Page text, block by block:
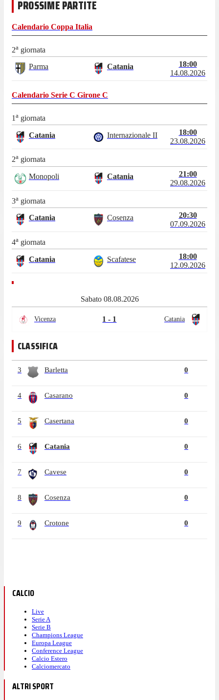
PROSSIME PARTITE
Calendario Coppa Italia
2a giornata
Parma Catania
18:00
14.08.2026
Calendario Serie C Girone C
1 a giornata
Catania Internazionale II
18:00
23.08.2026
2a giornata
Monopoli Catania
21:00
29.08.2026
3a giornata
Catania Cosenza
20:30
07.09.2026
4a giornata
Catania Scafatese
18:00
12.09.2026
Sabato 08.08.2026
Vicenza 1 - 1 Catania
CLASSIFICA
3 Barletta 0
4 Casarano 0
5 Casertana 0
6 Catania 0
7 Cavese 0
8 Cosenza 0
9 Crotone 0
CALCIO
Live
Serie A
Serie B
Champions League
Europa League
Conference League
Calcio Estero
Calciomercato
ALTRI SPORT